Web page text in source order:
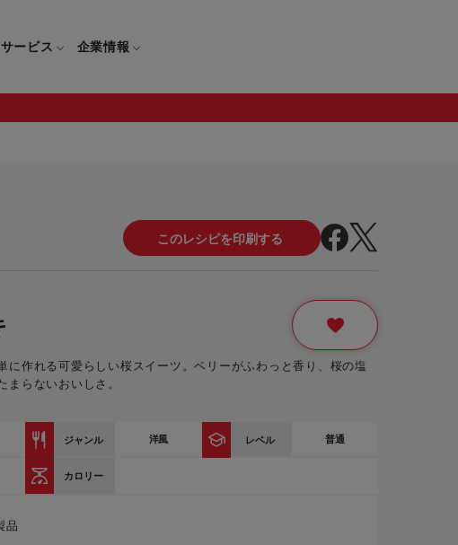
フードプロセッサー
トースター
一覧
ー一覧
ギフト・プレゼント特集
セール対象製品一覧
ピックアップ
ービス
保証について
企業情報
に作れる可愛らしい桜スイーツ。ベリーがふわっと香り、桜の塩
まらないおいしさ。
ジャンル 洋風 レベル 普通
カロリー
品